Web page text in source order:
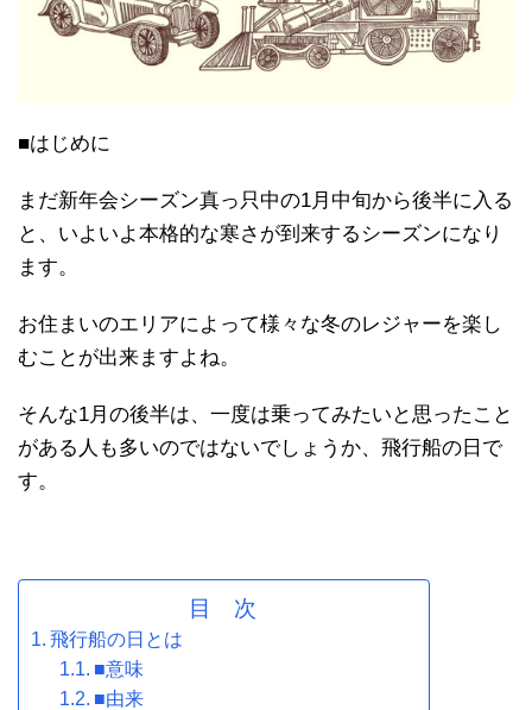
■はじめに
まだ新年会シーズン真っ只中の1月中旬から後半に入る
と、いよいよ本格的な寒さが到来するシーズンになり
ます。
お住まいのエリアによって様々な冬のレジャーを楽し
むことが出来ますよね。
そんな1月の後半は、一度は乗ってみたいと思ったこと
がある人も多いのではないでしょうか、飛行船の日で
す。
目 次
飛行船の日とは
■意味
■由来